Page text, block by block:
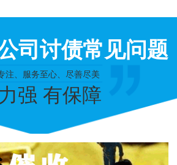
司讨债常见问题
注、服务至心、尽善尽美
强 有保障